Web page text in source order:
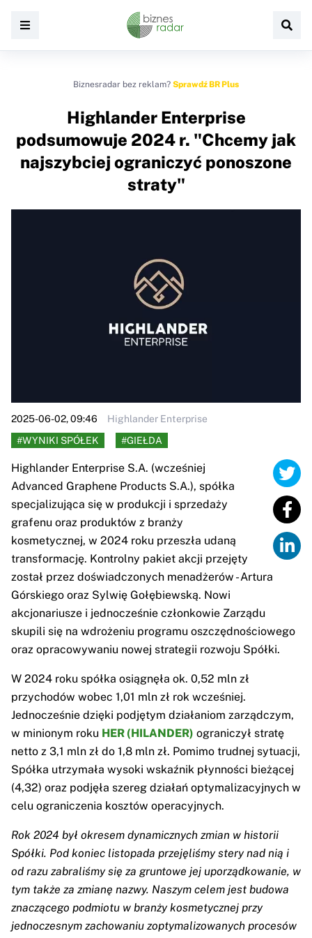
Biznesradar bez reklam? Sprawdź BR Plus
Highlander Enterprise
podsumowuje 2024 r. "Chcemy jak
najszybciej ograniczyć ponoszone
straty"
2025-06-02, 09:46
Highlander Enterprise
#WYNIKI SPÓŁEK
#GIEŁDA
Highlander Enterprise S.A. (wcześniej
Advanced Graphene Products S.A.), spółka
specjalizująca się w produkcji i sprzedaży
grafenu oraz produktów z branży
kosmetycznej, w 2024 roku przeszła udaną
transformację. Kontrolny pakiet akcji przejęty
został przez doświadczonych menadżerów - Artura
Górskiego oraz Sylwię Gołębiewską. Nowi
akcjonariusze i jednocześnie członkowie Zarządu
skupili się na wdrożeniu programu oszczędnościowego
oraz opracowywaniu nowej strategii rozwoju Spółki.
W 2024 roku spółka osiągnęła ok. 0,52 mln zł
przychodów wobec 1,01 mln zł rok wcześniej.
Jednocześnie dzięki podjętym działaniom zarządczym,
w minionym roku HER (HILANDER) ograniczył stratę
netto z 3,1 mln zł do 1,8 mln zł. Pomimo trudnej sytuacji,
Spółka utrzymała wysoki wskaźnik płynności bieżącej
(4,32) oraz podjęła szereg działań optymalizacyjnych w
celu ograniczenia kosztów operacyjnych.
Rok 2024 był okresem dynamicznych zmian w historii
Spółki. Pod koniec listopada przejęliśmy stery nad nią i
od razu zabraliśmy się za gruntowe jej uporządkowanie, w
tym także za zmianę nazwy. Naszym celem jest budowa
znaczącego podmiotu w branży kosmetycznej przy
jednoczesnym zachowaniu zoptymalizowanych procesów